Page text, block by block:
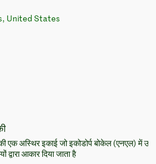
United States
एक अस्थिर इकाई जो इकोडोर्प बोकेल (एनएल) में
द्वारा आकार दिया जाता है